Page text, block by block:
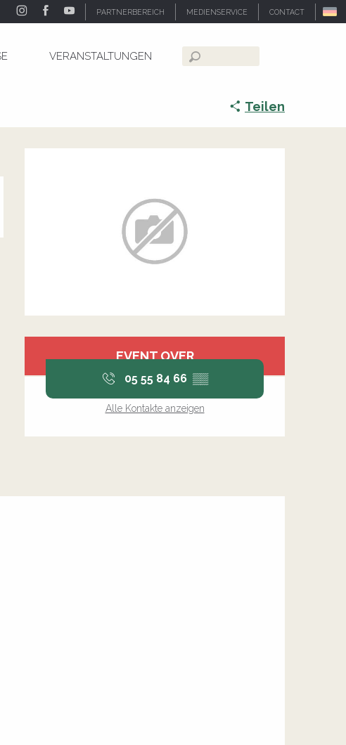
PARTNERBEREICH MEDIENSERVICE CONTACT
VERANSTALTUNGEN
Suche
Teilen
Öffnungszeiten &
EVENT OVER
05 55 84 66 ▒▒
Alle Kontakte anzeigen